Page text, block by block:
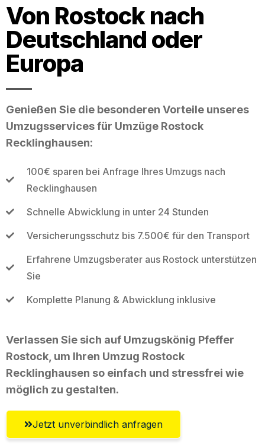
Von Rostock nach
Deutschland oder
Europa
Genießen Sie die besonderen Vorteile unseres
Umzugsservices für Umzüge Rostock
Recklinghausen:
100€ sparen bei Anfrage Ihres Umzugs nach
Recklinghausen
Schnelle Abwicklung in unter 24 Stunden
Versicherungsschutz bis 7.500€ für den Transport
Erfahrene Umzugsberater aus Rostock unterstützen
Sie
Komplette Planung & Abwicklung inklusive
Verlassen Sie sich auf Umzugskönig Pfeffer
Rostock, um Ihren Umzug Rostock
Recklinghausen so einfach und stressfrei wie
möglich zu gestalten.
Jetzt unverbindlich anfragen